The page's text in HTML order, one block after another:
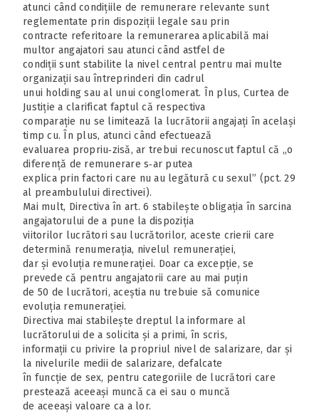
atunci când condițiile de remunerare relevante sunt
reglementate prin dispoziții legale sau prin
contracte referitoare la remunerarea aplicabilă mai
multor angajatori sau atunci când astfel de
condiții sunt stabilite la nivel central pentru mai multe
organizații sau întreprinderi din cadrul
unui holding sau al unui conglomerat. În plus, Curtea de
Justiție a clarificat faptul că respectiva
comparație nu se limitează la lucrătorii angajați în același
timp cu. În plus, atunci când efectuează
evaluarea propriu‑zisă, ar trebui recunoscut faptul că „o
diferență de remunerare s‑ar putea
explica prin factori care nu au legătură cu sexul” (pct. 29
al preambulului directivei).
Mai mult, Directiva în art. 6 stabilește obligația în sarcina
angajatorului de a pune la dispoziția
viitorilor lucrători sau lucrătorilor, aceste crierii care
determină renumerația, nivelul remunerației,
dar și evoluția remunerației. Doar ca excepție, se
prevede că pentru angajatorii care au mai puțin
de 50 de lucrători, aceștia nu trebuie să comunice
evoluția remunerației.
Directiva mai stabilește dreptul la informare al
lucrătorului de a solicita și a primi, în scris,
informații cu privire la propriul nivel de salarizare, dar și
la nivelurile medii de salarizare, defalcate
în funcție de sex, pentru categoriile de lucrători care
prestează aceeași muncă ca ei sau o muncă
de aceeași valoare ca a lor.